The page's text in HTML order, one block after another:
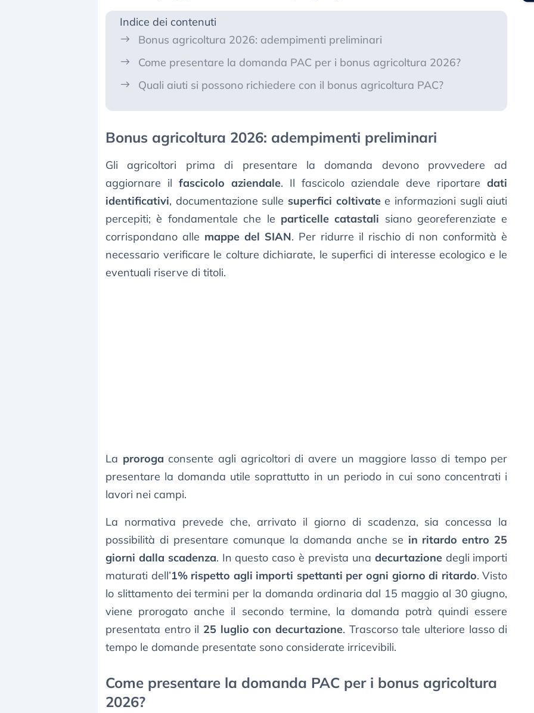
Indice dei contenuti
Bonus agricoltura 2026: adempimenti preliminari
Come presentare la domanda PAC per i bonus agricoltura 2026?
Quali aiuti si possono richiedere con il bonus agricoltura PAC?
Bonus agricoltura 2026: adempimenti preliminari
Gli agricoltori prima di presentare la domanda devono provvedere ad
aggiornare ilfascicolo aziendale. Il fascicolo aziendale deve riportaredati
identificativi, documentazione sulle superfici coltivatee informazioni sugli aiuti
percepiti; è fondamentale che le particelle catastali siano georeferenziate e
corrispondano alle mappe del SIAN. Per ridurre il rischio di non conformità è
necessario verificare le colture dichiarate, le superfici di interesse ecologico e le
eventuali riserve di titoli.
La proroga consente agli agricoltori di avere un maggiore lasso di tempo per
presentare la domanda utile soprattutto in un periodo in cui sono concentrati i
lavori nei campi.
La normativa prevede che, arrivato il giorno di scadenza, sia concessa la
possibilità di presentare comunque la domanda anche se in ritardo entro 25
giorni dalla scadenza. In questo caso è prevista una decurtazionedegli importi
maturati dell’1% rispetto agli importi spettanti per ogni giorno di ritardo. Visto
lo slittamento dei termini per la domanda ordinaria dal 15 maggio al 30 giugno,
viene prorogato anche il secondo termine, la domanda potrà quindi essere
presentata entro il 25 luglio con decurtazione. Trascorso tale ulteriore lasso di
tempo le domande presentate sono considerate irricevibili.
Come presentare la domanda PAC per i bonus agricoltura
2026?